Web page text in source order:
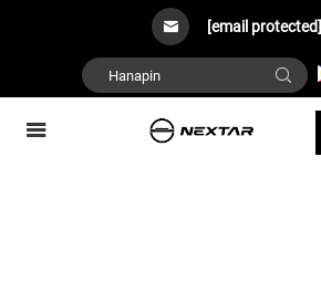
[email protected]